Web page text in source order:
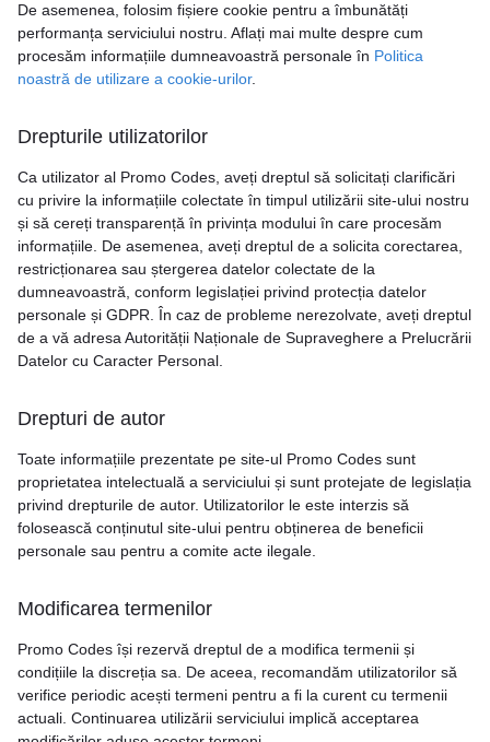
De asemenea, folosim fișiere cookie pentru a îmbunătăți
performanța serviciului nostru. Aflați mai multe despre cum
procesăm informațiile dumneavoastră personale în Politica
noastră de utilizare a cookie-urilor.
Drepturile utilizatorilor
Ca utilizator al Promo Codes, aveți dreptul să solicitați clarificări
cu privire la informațiile colectate în timpul utilizării site-ului nostru
și să cereți transparență în privința modului în care procesăm
informațiile. De asemenea, aveți dreptul de a solicita corectarea,
restricționarea sau ștergerea datelor colectate de la
dumneavoastră, conform legislației privind protecția datelor
personale și GDPR. În caz de probleme nerezolvate, aveți dreptul
de a vă adresa Autorității Naționale de Supraveghere a Prelucrării
Datelor cu Caracter Personal.
Drepturi de autor
Toate informațiile prezentate pe site-ul Promo Codes sunt
proprietatea intelectuală a serviciului și sunt protejate de legislația
privind drepturile de autor. Utilizatorilor le este interzis să
folosească conținutul site-ului pentru obținerea de beneficii
personale sau pentru a comite acte ilegale.
Modificarea termenilor
Promo Codes își rezervă dreptul de a modifica termenii și
condițiile la discreția sa. De aceea, recomandăm utilizatorilor să
verifice periodic acești termeni pentru a fi la curent cu termenii
actuali. Continuarea utilizării serviciului implică acceptarea